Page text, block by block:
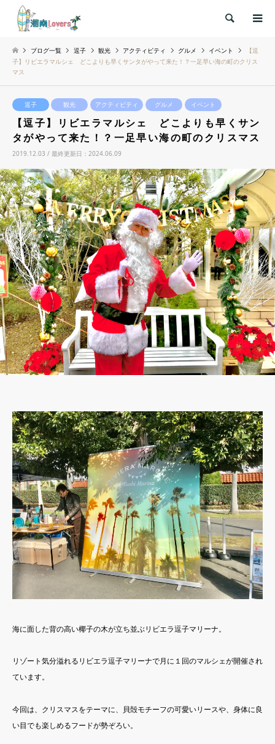
検索
ブログ一覧 逗子 観光 アクティビティ グルメ イベント
【逗
子】リビエラマルシェ どこよりも早くサンタがやって来た！？一足早い海の町のクリス
マス
逗子 観光 アクティビティ グルメ イベント
【逗子】リビエラマルシェ どこよりも早くサン
タがやって来た！？一足早い海の町のクリスマス
2019.12.03 / 最終更新日：2024.06.09
海に面した背の高い椰子の木が立ち並ぶリビエラ逗子マリーナ。
リゾート気分溢れるリビエラ逗子マリーナで月に１回のマルシェが開催され
ています。
今回は、クリスマスをテーマに、貝殻モチーフの可愛いリースや、身体に良
い目でも楽しめるフードが勢ぞろい。